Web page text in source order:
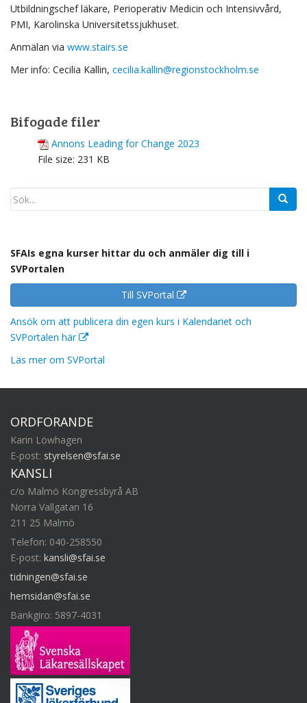
Utbildningschef läkare, Perioperativ Medicin och Intensivvård,
PMI, Karolinska Universitetssjukhuset.
Anmälan via www.stairs.se
Mer info: Cecilia Kallin, cecilia.kallin@regionstockholm.se
Bifogade filer
Annons Leading for Change 2023
File size: 231 KB
SFAIs egna kurser hittar du och anmäler dig till i
SVPortalen
Till SVPortal
Ansök om att publicera din egen kurs i Kalendariet och
SVPortalen här
Läs mer om SVPortal
ORDFÖRANDE
Karin Löwhagen
E-post: styrelsen@sfai.se
KANSLI
c/o Malmö Kongressbyrå AB
Norra Vallgatan 16
211 25 Malmö
Telefon: 040-258550
E-post: kansli@sfai.se
tidningen@sfai.se
hemsidan@sfai.se
Bankgiro: 5897-4031